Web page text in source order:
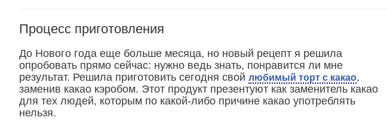
Процесс приготовления
До Нового года еще больше месяца, но новый рецепт я решила
опробовать прямо сейчас: нужно ведь знать, понравится ли мне
результат. Решила приготовить сегодня свой любимый торт с какао,
заменив какао кэробом. Этот продукт презентуют как заменитель какао
для тех людей, которым по какой-либо причине какао употреблять
нельзя.